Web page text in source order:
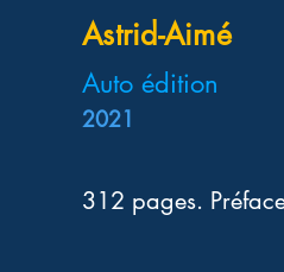
Astrid-Aimé
Auto édition
2021
312 pages.